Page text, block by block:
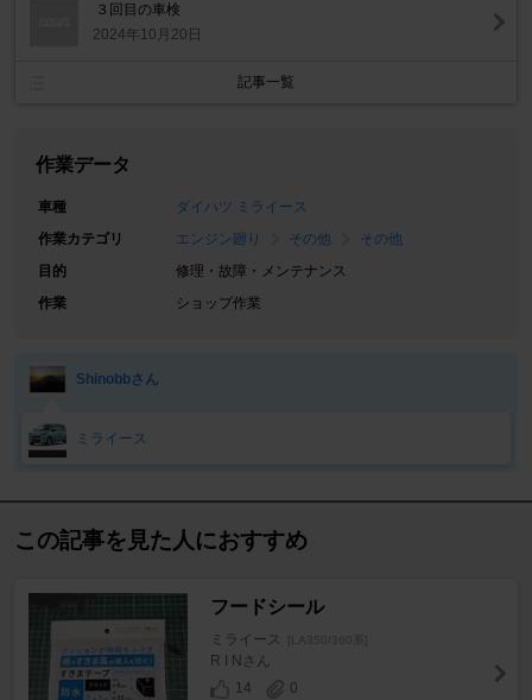
３回目の車検
2024年10月20日
記事一覧
作業データ
車種
ダイハツ ミライース
作業カテゴリ
エンジン廻り その他
その他
目的
修理・故障・メンテナンス
作業
ショップ作業
Shinobbさん
ミライース
この記事を見た人におすすめ
フードシール
ミライース [LA350/360系]
R I Nさん
14
0